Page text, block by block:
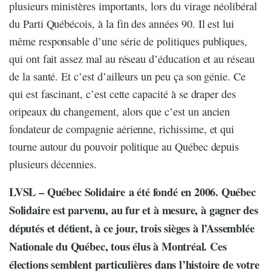
plusieurs ministères importants, lors du virage néolibéral
du Parti Québécois, à la fin des années 90. Il est lui
même responsable d’une série de politiques publiques,
qui ont fait assez mal au réseau d’éducation et au réseau
de la santé. Et c’est d’ailleurs un peu ça son génie. Ce
qui est fascinant, c’est cette capacité à se draper des
oripeaux du changement, alors que c’est un ancien
fondateur de compagnie aérienne, richissime, et qui
tourne autour du pouvoir politique au Québec depuis
plusieurs décennies.
LVSL –Québec Solidaire a été fondé en 2006. Québec
Solidaire est parvenu, au fur et à mesure, à gagner des
députés et détient, à ce jour, trois sièges à l’Assemblée
Nationale du Québec, tous élus à Montréal. Ces
élections semblent particulières dans l’histoire de votre